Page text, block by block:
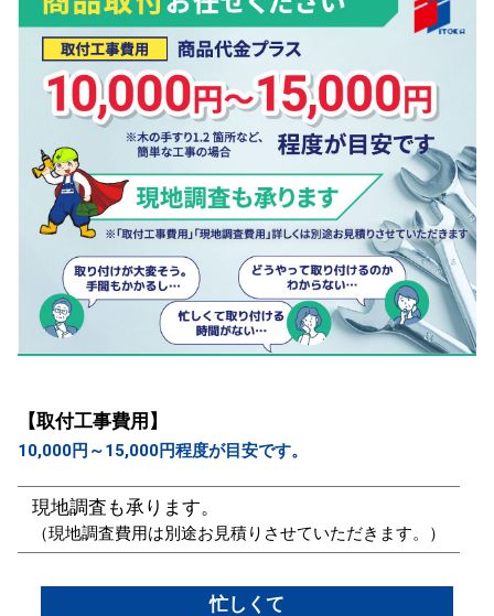
【取付工事費用】
10,000円～15,000円程度が目安です。
現地調査も承ります。
（現地調査費用は別途お見積りさせていただきます。）
忙しくて